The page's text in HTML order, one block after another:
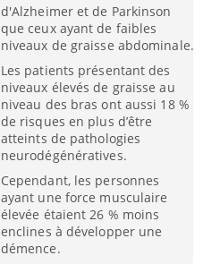
d'Alzheimer et de Parkinson
que ceux ayant de faibles
niveaux de graisse abdominale.
Les patients présentant des
niveaux élevés de graisse au
niveau des bras ont aussi 18 %
de risques en plus d’être
atteints de pathologies
neurodégénératives.
Cependant, les personnes
ayant une force musculaire
élevée étaient 26 % moins
enclines à développer une
démence.